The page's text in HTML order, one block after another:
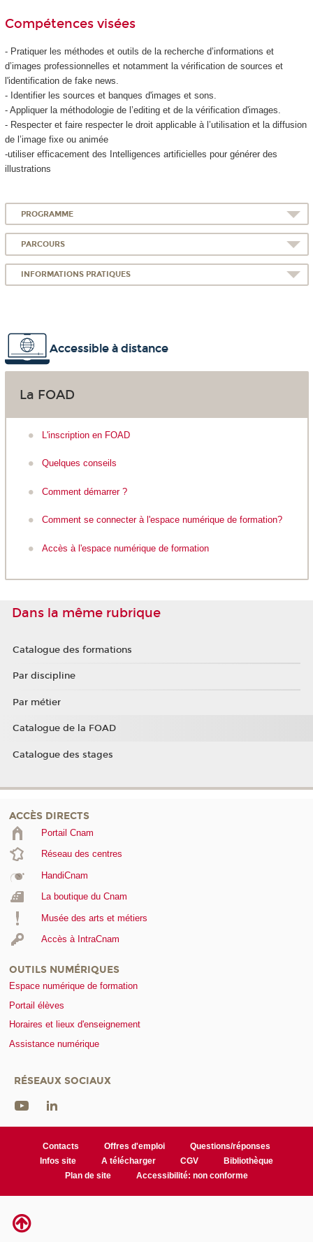
Compétences visées
- Pratiquer les méthodes et outils de la recherche d’informations et
d’images professionnelles et notamment la vérification de sources et
l'identification de fake news.
- Identifier les sources et banques d'images et sons.
- Appliquer la méthodologie de l’editing et de la vérification d'images.
- Respecter et faire respecter le droit applicable à l’utilisation et la diffusion
de l’image fixe ou animée
-utiliser efficacement des Intelligences artificielles pour générer des
illustrations
PROGRAMME
PARCOURS
INFORMATIONS PRATIQUES
Accessible à distance
La FOAD
L'inscription en FOAD
Quelques conseils
Comment démarrer ?
Comment se connecter à l'espace numérique de formation?
Accès à l'espace numérique de formation
Dans la même rubrique
Catalogue des formations
Par discipline
Par métier
Catalogue de la FOAD
Catalogue des stages
ACCÈS DIRECTS
Portail Cnam
Réseau des centres
HandiCnam
La boutique du Cnam
Musée des arts et métiers
Accès à IntraCnam
OUTILS NUMÉRIQUES
Espace numérique de formation
Portail élèves
Horaires et lieux d'enseignement
Assistance numérique
RÉSEAUX SOCIAUX
Contacts Offres d'emploi
Questions/réponses
Infos site
A télécharger CGV
Bibliothèque
Plan de site
Accessibilité: non conforme